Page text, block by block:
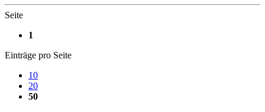
Seite
1
Einträge pro Seite
10
20
50